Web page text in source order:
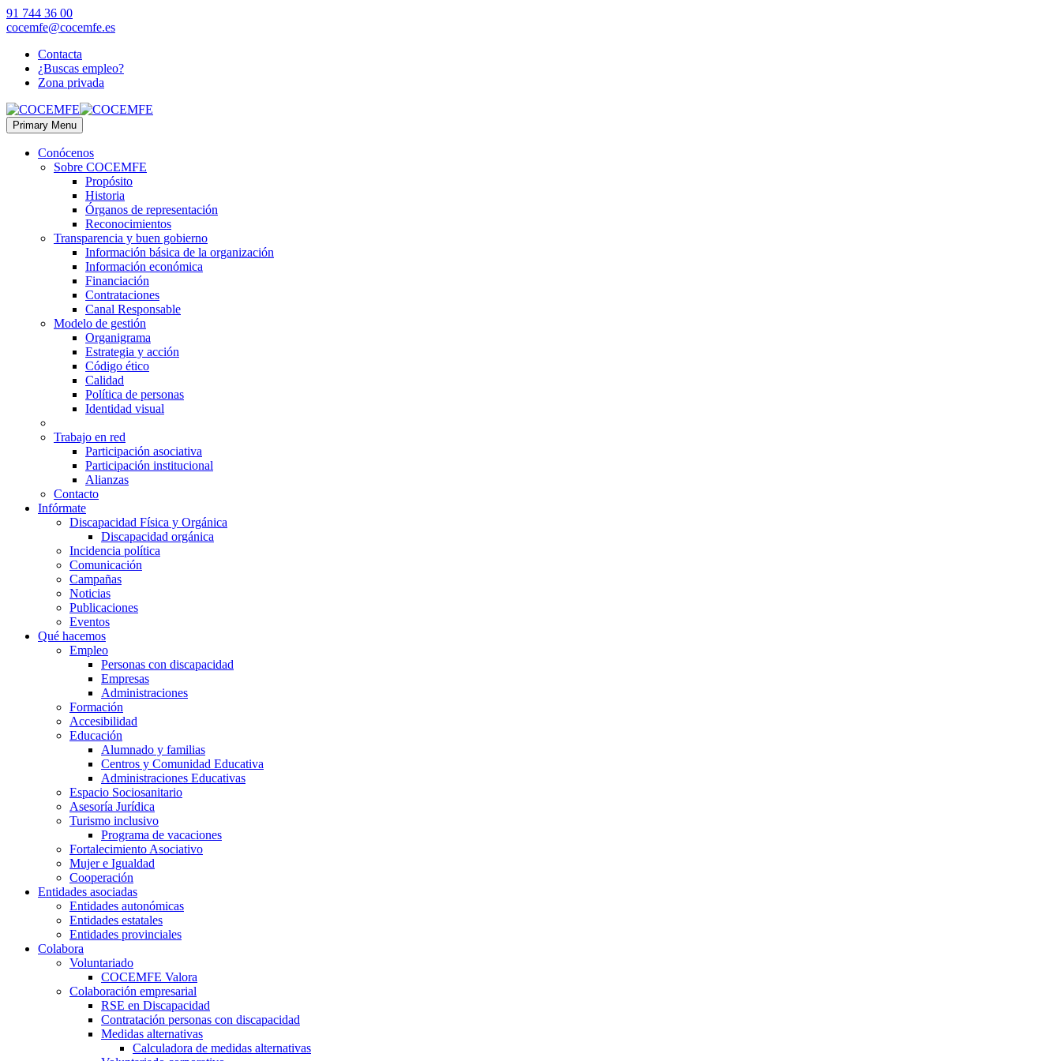
91 744 36 00
cocemfe@cocemfe.es
Contacta
¿Buscas empleo?
Zona privada
Primary Menu
Conócenos
Sobre COCEMFE
Propósito
Historia
Órganos de representación
Reconocimientos
Transparencia y buen gobierno
Información básica de la organización
Información económica
Financiación
Contrataciones
Canal Responsable
Modelo de gestión
Organigrama
Estrategia y acción
Código ético
Calidad
Política de personas
Identidad visual
Trabajo en red
Participación asociativa
Participación institucional
Alianzas
Contacto
Infórmate
Discapacidad Física y Orgánica
Discapacidad orgánica
Incidencia política
Comunicación
Campañas
Noticias
Publicaciones
Eventos
Qué hacemos
Empleo
Personas con discapacidad
Empresas
Administraciones
Formación
Accesibilidad
Educación
Alumnado y familias
Centros y Comunidad Educativa
Administraciones Educativas
Espacio Sociosanitario
Asesoría Jurídica
Turismo inclusivo
Programa de vacaciones
Fortalecimiento Asociativo
Mujer e Igualdad
Cooperación
Entidades asociadas
Entidades autonómicas
Entidades estatales
Entidades provinciales
Colabora
Voluntariado
COCEMFE Valora
Colaboración empresarial
RSE en Discapacidad
Contratación personas con discapacidad
Medidas alternativas
Calculadora de medidas alternativas